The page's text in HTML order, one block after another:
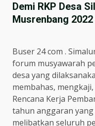
Demi RKP Desa
Musrenbang 2022
Buser 24 com .
forum musyawarah
desa yang
membahas,
Rencana Kerja
tahun anggaran
melibatkan seluruh